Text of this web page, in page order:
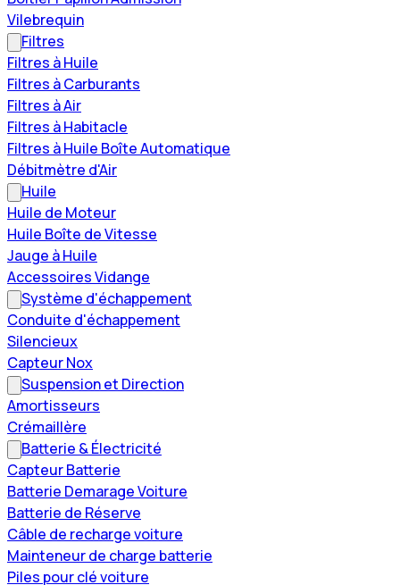
Vilebrequin
Filtres
Filtres à Huile
Filtres à Carburants
Filtres à Air
Filtres à Habitacle
Filtres à Huile Boîte Automatique
Débitmètre d'Air
Huile
Huile de Moteur
Huile Boîte de Vitesse
Jauge à Huile
Accessoires Vidange
Système d'échappement
Conduite d'échappement
Silencieux
Capteur Nox
Suspension et Direction
Amortisseurs
Crémaillère
Batterie & Électricité
Capteur Batterie
Batterie Demarage Voiture
Batterie de Réserve
Câble de recharge voiture
Mainteneur de charge batterie
Piles pour clé voiture